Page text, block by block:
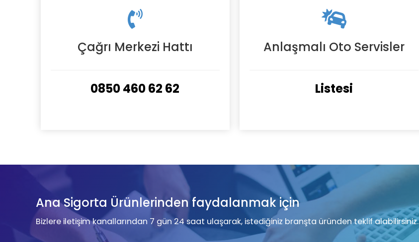
Çağrı Merkezi Hattı
0850 460 62 62
Anlaşmalı Oto Servisler
Listesi
Ana Sigorta Ürünlerinden faydalanmak için
Bizlere iletişim kanallarından 7 gün 24 saat ulaşarak, istediğiniz branşta üründen teklif alabilirsiniz.